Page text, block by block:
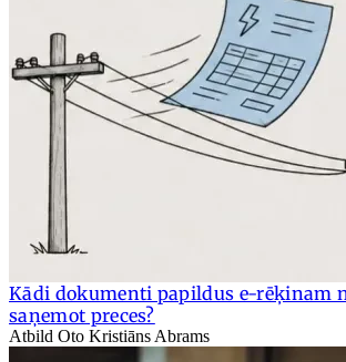
Kādi dokumenti papildus e-rēķinam
saņemot preces?
Atbild Oto Kristiāns Abrams